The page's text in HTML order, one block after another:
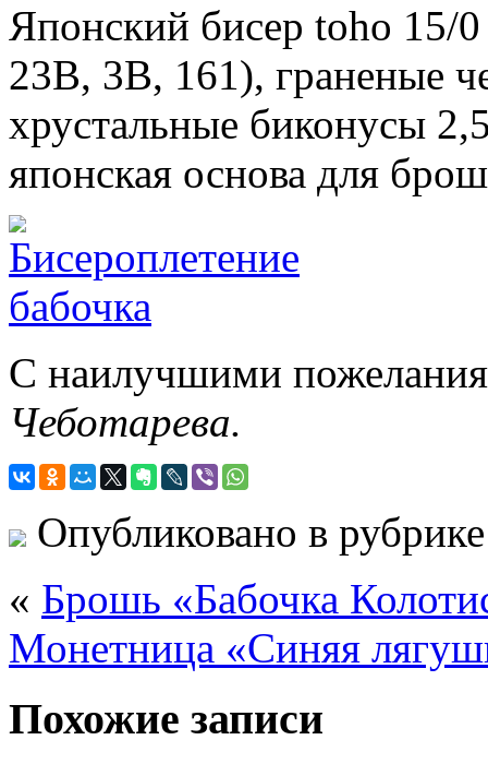
Японский бисер toho 15/
23B, 3B, 161), граненые
хрустальные биконусы
японская основа для
С наилучшими
Чеботарева.
Опубликовано в
« Брошь «Бабочка
Монетница «Синяя
Похожие записи